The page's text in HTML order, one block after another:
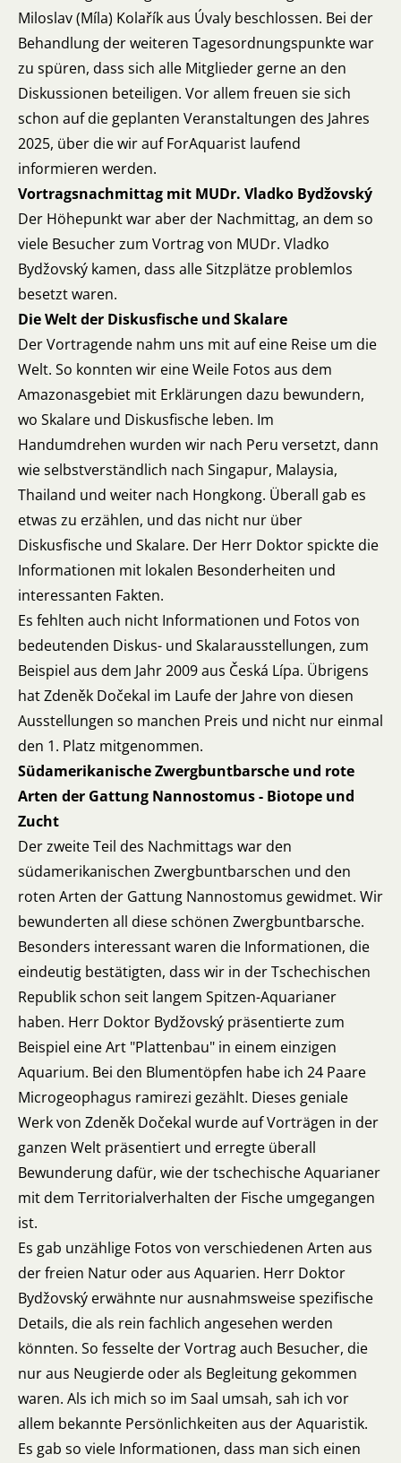
Miloslav (Míla) Kolařík aus Úvaly beschlossen. Bei der
Behandlung der weiteren Tagesordnungspunkte war
zu spüren, dass sich alle Mitglieder gerne an den
Diskussionen beteiligen. Vor allem freuen sie sich
schon auf die geplanten Veranstaltungen des Jahres
2025, über die wir auf ForAquarist laufend
informieren werden.
Vortragsnachmittag mit MUDr. Vladko Bydžovský
Der Höhepunkt war aber der Nachmittag, an dem so
viele Besucher zum Vortrag von MUDr. Vladko
Bydžovský kamen, dass alle Sitzplätze problemlos
besetzt waren.
Die Welt der Diskusfische und Skalare
Der Vortragende nahm uns mit auf eine Reise um die
Welt. So konnten wir eine Weile Fotos aus dem
Amazonasgebiet mit Erklärungen dazu bewundern,
wo Skalare und Diskusfische leben. Im
Handumdrehen wurden wir nach Peru versetzt, dann
wie selbstverständlich nach Singapur, Malaysia,
Thailand und weiter nach Hongkong. Überall gab es
etwas zu erzählen, und das nicht nur über
Diskusfische und Skalare. Der Herr Doktor spickte die
Informationen mit lokalen Besonderheiten und
interessanten Fakten.
Es fehlten auch nicht Informationen und Fotos von
bedeutenden Diskus- und Skalarausstellungen, zum
Beispiel aus dem Jahr 2009 aus Česká Lípa. Übrigens
hat Zdeněk Dočekal im Laufe der Jahre von diesen
Ausstellungen so manchen Preis und nicht nur einmal
den 1. Platz mitgenommen.
Südamerikanische Zwergbuntbarsche und rote
Arten der Gattung Nannostomus - Biotope und
Zucht
Der zweite Teil des Nachmittags war den
südamerikanischen Zwergbuntbarschen und den
roten Arten der Gattung Nannostomus gewidmet. Wir
bewunderten all diese schönen Zwergbuntbarsche.
Besonders interessant waren die Informationen, die
eindeutig bestätigten, dass wir in der Tschechischen
Republik schon seit langem Spitzen-Aquarianer
haben. Herr Doktor Bydžovský präsentierte zum
Beispiel eine Art "Plattenbau" in einem einzigen
Aquarium. Bei den Blumentöpfen habe ich 24 Paare
Microgeophagus ramirezi gezählt. Dieses geniale
Werk von Zdeněk Dočekal wurde auf Vorträgen in der
ganzen Welt präsentiert und erregte überall
Bewunderung dafür, wie der tschechische Aquarianer
mit dem Territorialverhalten der Fische umgegangen
ist.
Es gab unzählige Fotos von verschiedenen Arten aus
der freien Natur oder aus Aquarien. Herr Doktor
Bydžovský erwähnte nur ausnahmsweise spezifische
Details, die als rein fachlich angesehen werden
könnten. So fesselte der Vortrag auch Besucher, die
nur aus Neugierde oder als Begleitung gekommen
waren. Als ich mich so im Saal umsah, sah ich vor
allem bekannte Persönlichkeiten aus der Aquaristik.
Es gab so viele Informationen, dass man sich einen